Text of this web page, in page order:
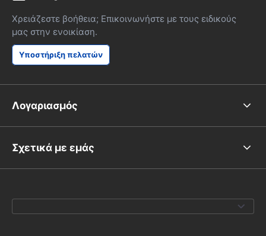
Χρειάζεστε βοήθεια; Επικοινωνήστε με τους ειδικούς
μας στην ενοικίαση.
Υποστήριξη πελατών
Λογαριασμός
Σχετικά με εμάς